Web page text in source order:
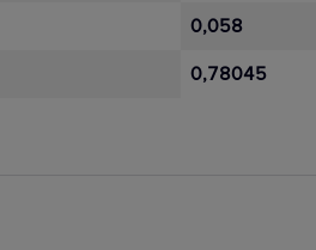
0,058
0,78045